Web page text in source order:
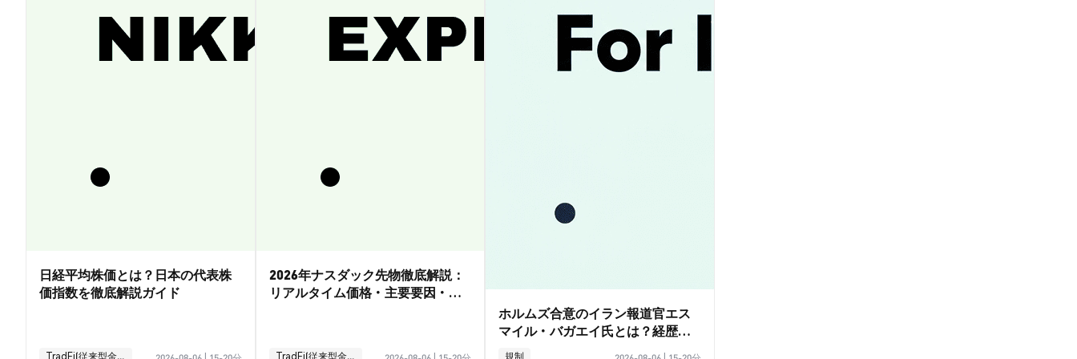
日経平均株価とは？日本の代表株
価指数を徹底解説ガイド
TradFi(従来型金融)
2026年ナスダック先物徹底解説：
リアルタイム価格・主要要因・取
TradFi(従来型金融)
ホルムズ合意のイラン報道官エス
マイル・バガエイ氏とは？経歴ガ
イド
規制